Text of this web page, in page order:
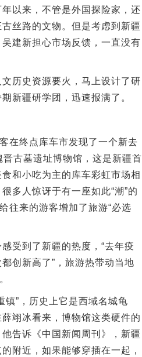
以来，不管是外国探险家，还
丝路的文物。但是考虑到新疆
建新担心市场反馈，一直没有
历史资源要火，马上设计了研
新疆研学团，迅速报满了。
终点库车市发现了一个新去
古墓遗址博物馆，这是新疆首
和小吃为主的库车彩虹市场相
多人惊讶于有一座如此“潮”的
往来的游客增加了旅游“必选
到了新疆的热度，“去年疫
创新高了”，旅游热带动当地
”，历史上它是西域名城龟
翊冰看来，博物馆这类硬件的
告诉《中国新闻周刊》，新疆
附近，如果能够穿插在一起，